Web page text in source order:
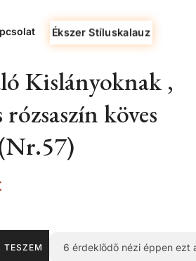
Ékszer Stíluskalauz
Kislányoknak ,
rózsaszín köves
TESZEM 6 érdeklődő nézi éppen ezt